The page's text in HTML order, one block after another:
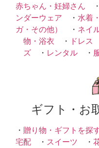
赤ちゃん・妊婦さん ・
ンダーウェア ・ 水着
ガ・その他）
・ ネイ
物・浴衣 ・ ドレス
ズ ・ レンタル ・
ギフト・お
・ 贈り物・ギフトを探
宅配 ・ スイーツ ・